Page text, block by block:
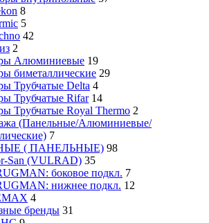
8
5
42
2
Алюминиевые 19
биметаллические 29
Трубчатые Delta 4
Трубчатые Rifar 14
Трубчатые Royal Thermo 2
(Панельные/Алюминиевые/
7
( ПАНЕЛЬНЫЕ) 98
San (VULRAD) 35
боковое подкл. 7
нижнее подкл. 12
4
бренды 31